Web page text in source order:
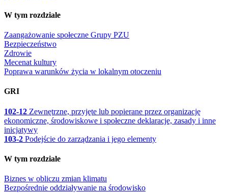
W tym rozdziale
Zaangażowanie społeczne Grupy PZU
Bezpieczeństwo
Zdrowie
Mecenat kultury
Poprawa warunków życia w lokalnym otoczeniu
GRI
102-12 Zewnętrzne, przyjęte lub popierane przez organizację
ekonomiczne, środowiskowe i społeczne deklaracje, zasady i inne
inicjatywy
103-2 Podejście do zarządzania i jego elementy
W tym rozdziale
Biznes w obliczu zmian klimatu
Bezpośrednie oddziaływanie na środowisko